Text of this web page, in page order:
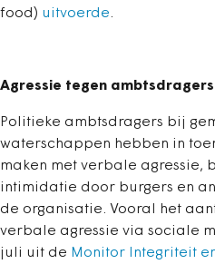
food) uitvoerde.
Agressie tegen ambtsdragers
Politieke ambtsdragers bij
waterschappen hebben in
maken met verbale agressie,
intimidatie door burgers en
de organisatie. Vooral het
verbale agressie via sociale
juli uit de Monitor Integriteit